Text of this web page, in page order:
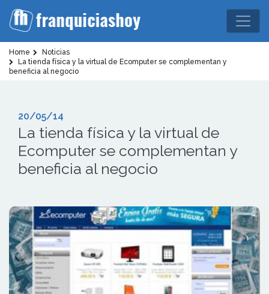
Home
Noticias
La tienda física y la virtual de Ecomputer se complementan y
beneficia al negocio
20/05/14
La tienda física y la virtual de
Ecomputer se complementan y
beneficia al negocio